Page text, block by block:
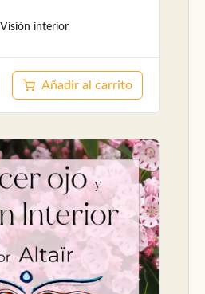
Visión interior
Añadir al carrito